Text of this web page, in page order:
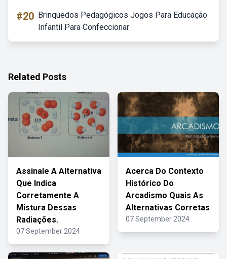
#20 Brinquedos Pedagógicos Jogos Para Educação
Infantil Para Confeccionar
Related Posts
Assinale A Alternativa
Que Indica
Corretamente A
Mistura Dessas
Radiações.
07 September 2024
Acerca Do Contexto
Histórico Do
Arcadismo Quais As
Alternativas Corretas
07 September 2024